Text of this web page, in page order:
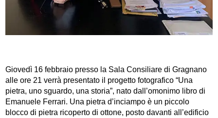
Giovedì 16 febbraio presso la Sala Consiliare di Gragnano
alle ore 21 verrà presentato il progetto fotografico “Una
pietra, uno sguardo, una storia”, nato dall’omonimo libro di
Emanuele Ferrari. Una pietra d’inciampo è un piccolo
blocco di pietra ricoperto di ottone, posto davanti all’edificio